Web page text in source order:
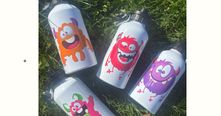
pris
var:
119,00 kr..
pris
er:
99,00 kr..